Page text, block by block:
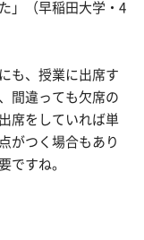
」（早稲田大学・4
も、授業に出席す
間違っても欠席の
席をしていれば単
がつく場合もあり
ですね。